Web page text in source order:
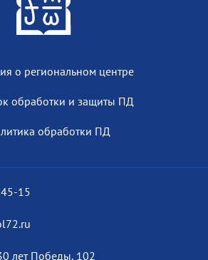
о региональном центре
обработки и защиты ПД
обработки ПД
15
лет Победы, 102